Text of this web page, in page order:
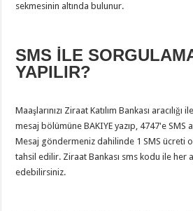
sekmesinin altında bulunur.
SMS İLE
YAPILIR?
Maaşlarınızı Ziraat Katılım Bankası
mesaj bölümüne BAKIYE yazıp, 4747'e
Mesaj göndermeniz dahilinde 1 SMS ücreti
tahsil edilir. Ziraat Bankası sms kodu ile her
edebilirsiniz.